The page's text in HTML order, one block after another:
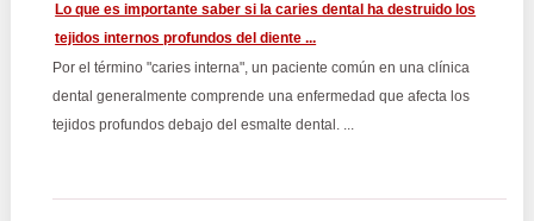
Lo que es importante saber si la caries dental ha destruido los
tejidos internos profundos del diente ...
Por el término "caries interna", un paciente común en una clínica
dental generalmente comprende una enfermedad que afecta los
tejidos profundos debajo del esmalte dental. ...